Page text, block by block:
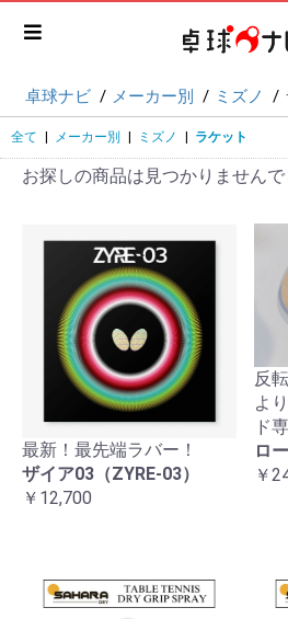
卓球ナビ メーカー別 ミズノ
全て メーカー別 ミズノ ラケット
お探しの商品は見つかりませんで
最新！最先端ラバー！
ザイア03（ZYRE-03）
￥12,700
反
よ
ド
ロ
￥